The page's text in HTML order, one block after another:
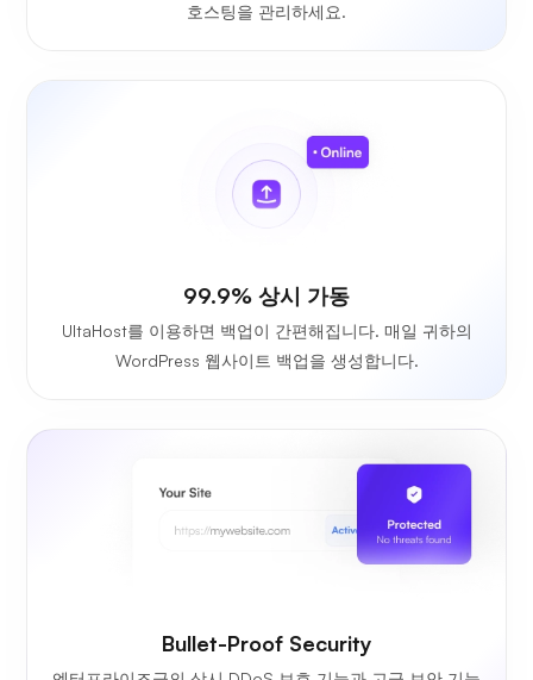
호스팅을 관리하세요.
99.9% 상시 가동
UltaHost를 이용하면 백업이 간편해집니다. 매일 귀하의
WordPress 웹사이트 백업을 생성합니다.
Bullet-Proof Security